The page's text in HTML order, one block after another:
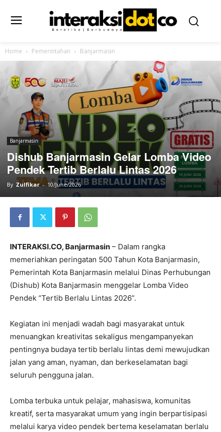
Home Pemerintahan Banjarmasin
Banjarmasin
Dishub Banjarmasin Gelar Lomba Video
Pendek Tertib Berlalu Lintas 2026
By Zulfikar - 10/June/2026
INTERAKSI.CO, Banjarmasin – Dalam rangka
memeriahkan peringatan 500 Tahun Kota Banjarmasin,
Pemerintah Kota Banjarmasin melalui Dinas Perhubungan
(Dishub) Kota Banjarmasin menggelar Lomba Video
Pendek “Tertib Berlalu Lintas 2026”.
Kegiatan ini menjadi wadah bagi masyarakat untuk
menuangkan kreativitas sekaligus mengampanyekan
pentingnya budaya tertib berlalu lintas demi mewujudkan
jalan yang aman, nyaman, dan berkeselamatan bagi
seluruh pengguna jalan.
Lomba terbuka untuk pelajar, mahasiswa, komunitas
kreatif, serta masyarakat umum yang ingin berpartisipasi
melalui karya video pendek bertema keselamatan berlalu